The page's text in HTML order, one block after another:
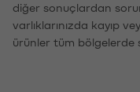
diğer sonuçlardan
varlıklarınızda kayıp
ürünler tüm bölgelerde